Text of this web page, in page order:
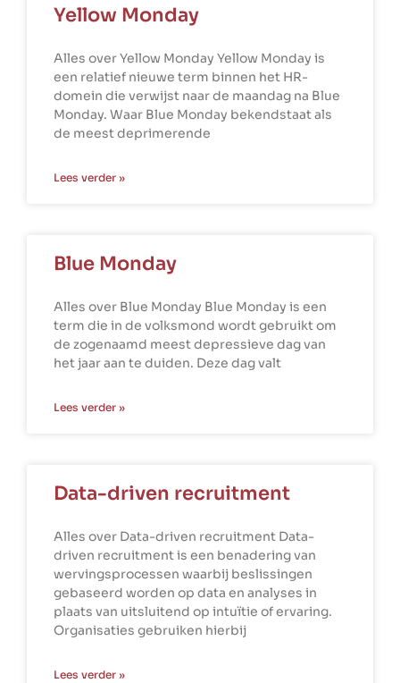
Yellow Monday
Alles over Yellow Monday Yellow Monday is
een relatief nieuwe term binnen het HR-
domein die verwijst naar de maandag na Blue
Monday. Waar Blue Monday bekendstaat als
de meest deprimerende
Lees verder »
Blue Monday
Alles over Blue Monday Blue Monday is een
term die in de volksmond wordt gebruikt om
de zogenaamd meest depressieve dag van
het jaar aan te duiden. Deze dag valt
Lees verder »
Data-driven recruitment
Alles over Data-driven recruitment Data-
driven recruitment is een benadering van
wervingsprocessen waarbij beslissingen
gebaseerd worden op data en analyses in
plaats van uitsluitend op intuïtie of ervaring.
Organisaties gebruiken hierbij
Lees verder »